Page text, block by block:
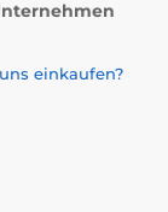
einkaufen?